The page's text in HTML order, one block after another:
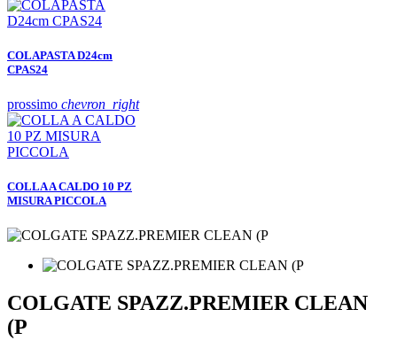
COLAPASTA D24cm
CPAS24
prossimo chevron_right
COLLA A CALDO 10 PZ
MISURA PICCOLA
COLGATE SPAZZ.PREMIER CLEAN
(P